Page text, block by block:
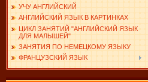
УЧУ АНГЛИЙСКИЙ
АНГЛИЙСКИЙ ЯЗЫК В КАРТИНКАХ
ЦИКЛ ЗАНЯТИЙ "АНГЛИЙСКИЙ ЯЗЫК
ДЛЯ МАЛЫШЕЙ"
ЗАНЯТИЯ ПО НЕМЕЦКОМУ ЯЗЫКУ
ФРАНЦУЗСКИЙ ЯЗЫК